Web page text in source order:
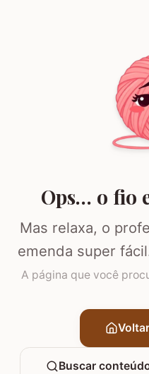
Ops… o fio
Mas relaxa, o
emenda super
A página que você
Buscar